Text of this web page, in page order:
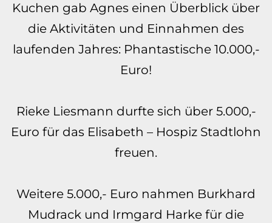
Kuchen gab Agnes einen Überblick über
die Aktivitäten und Einnahmen des
laufenden Jahres: Phantastische 10.000,-
Euro!
Rieke Liesmann durfte sich über 5.000,-
Euro für das Elisabeth – Hospiz Stadtlohn
freuen.
Weitere 5.000,- Euro nahmen Burkhard
Mudrack und Irmgard Harke für die